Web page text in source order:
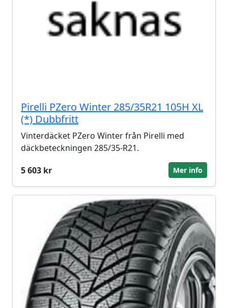
Pirelli PZero Winter 285/35R21 105H XL
(*) Dubbfritt
Vinterdäcket PZero Winter från Pirelli med
däckbeteckningen 285/35-R21.
5 603 kr
Mer info